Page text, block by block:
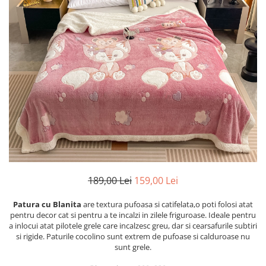
Cearceaf cu elastic
Cearceaf normal
Lenjerii De Pat Creponate
Lenjerii De Pat Bumbac Poplin 2
Persoane
Lenjerii De Pat Bumbac Poplin,
Matlasate, 2 Persoane
Lenjerii De Pat Bumbac Satinat 2
Persoane
Lenjerii De Pat Volanase
Lenjerii De Pat, Finet Premium 3D,
Lenjerii De Pat Catifea
Lenjerii De Pat Cocolino
189,00 Lei 159,00 Lei
Patura cu Blanita are textura pufoasa si catifelata,o poti folosi atat
pentru decor cat si pentru a te incalzi in zilele friguroase. Ideale pentru
a inlocui atat pilotele grele care incalzesc greu, dar si cearsafurile subtiri
si rigide. Paturile cocolino sunt extrem de pufoase si calduroase nu
sunt grele.